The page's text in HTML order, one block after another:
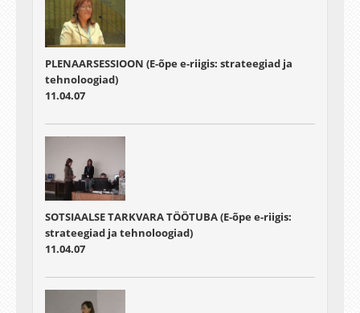
PLENAARSESSIOON (E-õpe e-riigis: strateegiad ja
tehnoloogiad)
11.04.07
SOTSIAALSE TARKVARA TÖÖTUBA (E-õpe e-riigis:
strateegiad ja tehnoloogiad)
11.04.07